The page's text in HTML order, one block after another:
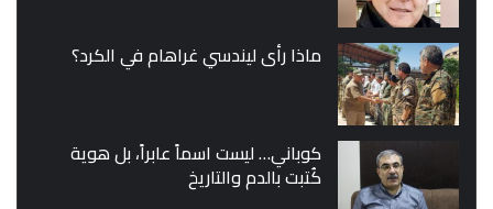
ماذا رأى ليندسي غراهام في الكرد؟
كوباني… ليست اسماً عابراً، بل هوية
كُتبت بالدم والتاريخ